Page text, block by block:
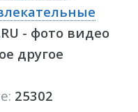
- фото видео
другое
25302